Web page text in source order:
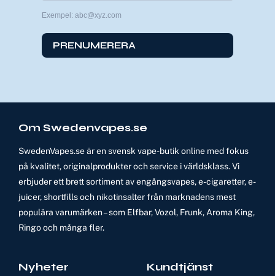
Exempel: abc@xyz.com
PRENUMERERA
Om Swedenvapes.se
SwedenVapes.se är en svensk vape-butik online med fokus
på kvalitet, originalprodukter och service i världsklass. Vi
erbjuder ett brett sortiment av engångsvapes, e-cigaretter, e-
juicer, shortfills och nikotinsalter från marknadens mest
populära varumärken – som Elfbar, Vozol, Frunk, Aroma King,
Ringo och många fler.
Nyheter Kundtjänst